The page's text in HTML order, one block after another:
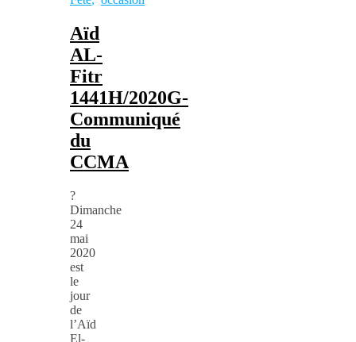
Aïd
AL-
Fitr
1441H/2020G-
Communiqué
du
CCMA
?
Dimanche
24
mai
2020
est
le
jour
de
l’Aïd
El-